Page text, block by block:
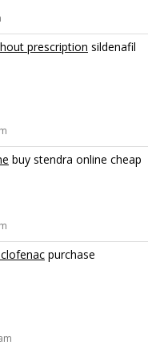
prescription sildenafil
buy stendra online cheap
purchase